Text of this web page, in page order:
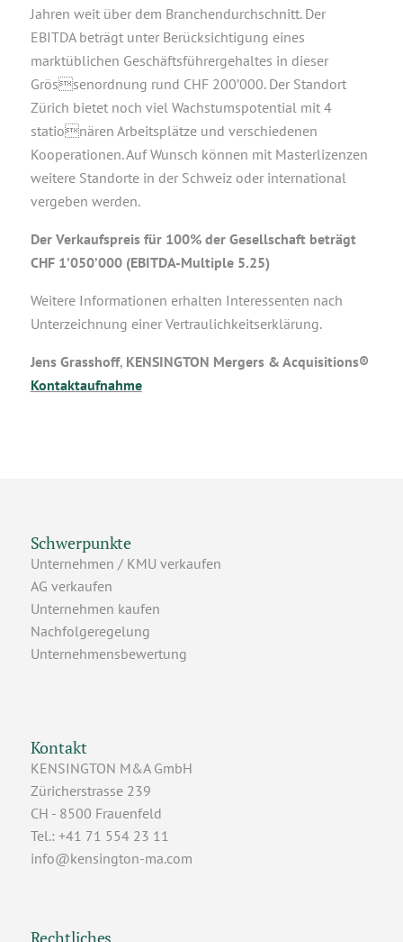
Jahren weit über dem Branchendurchschnitt. Der
EBITDA beträgt unter Berücksichtigung eines
marktüblichen Geschäftsführergehaltes in dieser
Grössenordnung rund CHF 200’000. Der Standort
Zürich bietet noch viel Wachstumspotential mit 4
stationären Arbeitsplätze und verschiedenen
Kooperationen. Auf Wunsch können mit Masterlizenzen
weitere Standorte in der Schweiz oder international
vergeben werden.
Der Verkaufspreis für 100% der Gesellschaft beträgt
CHF 1’050’000 (EBITDA-Multiple 5.25)
Weitere Informationen erhalten Interessenten nach
Unterzeichnung einer Vertraulichkeitserklärung.
Jens Grasshoff, KENSINGTON Mergers & Acquisitions®
Kontaktaufnahme
Schwerpunkte
Unternehmen / KMU verkaufen
AG verkaufen
Unternehmen kaufen
Nachfolgeregelung
Unternehmensbewertung
Kontakt
KENSINGTON M&A GmbH
Züricherstrasse 239
CH - 8500 Frauenfeld
Tel.: +41 71 554 23 11
info@kensington-ma.com
Rechtliches